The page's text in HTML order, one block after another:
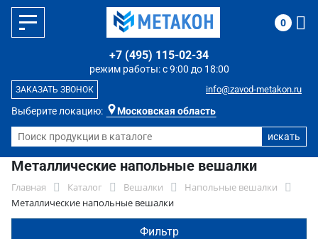
Выберите локацию: Московская область
режим работы: с 9:00 до 18:00
+7 (495) 115-02-34
info@zavod-metakon.ru
ЗАКАЗАТЬ ЗВОНОК
0
Металлические напольные вешалки
Главная Каталог Вешалки
Напольные вешалки
Металлические напольные вешалки
Фильтр